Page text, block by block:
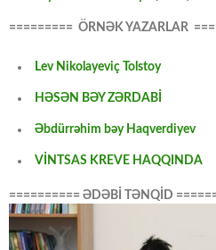
========= ÖRNƏK YAZARLAR
Lev Nikolayeviç Tolstoy
HƏSƏN BƏY ZƏRDABİ
Əbdürrəhim bəy Haqverdiyev
VİNTSAS KREVE HAQQINDA
========== ƏDƏBİ TƏNQİD